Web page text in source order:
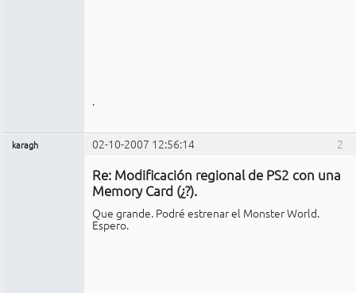
.
2
karagh 02-10-2007 12:56:14
Re: Modificación regional de PS2 con una
Memory Card (¿?).
Que grande. Podré estrenar el Monster World.
Espero.